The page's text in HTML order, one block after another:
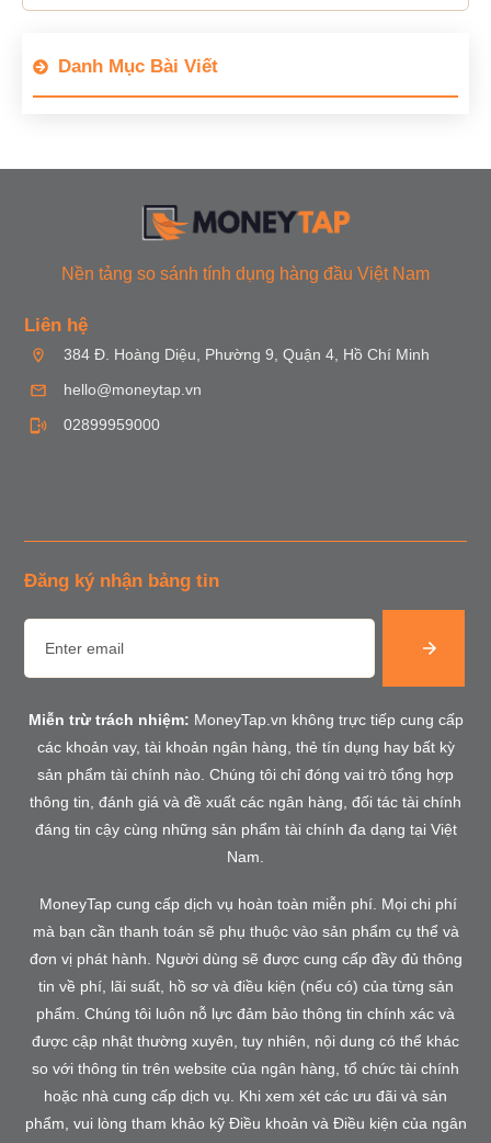
Danh Mục Bài Viết
Nền tảng so sánh tính dụng hàng đầu Việt Nam
Liên hệ
384 Đ. Hoàng Diệu, Phường 9, Quận 4, Hồ Chí Minh
hello@moneytap.vn
02899959000
Đăng ký nhận bảng tin
Miễn trừ trách nhiệm: MoneyTap.vn không trực tiếp cung cấp
các khoản vay, tài khoản ngân hàng, thẻ tín dụng hay bất kỳ
sản phẩm tài chính nào. Chúng tôi chỉ đóng vai trò tổng hợp
thông tin, đánh giá và đề xuất các ngân hàng, đối tác tài chính
đáng tin cậy cùng những sản phẩm tài chính đa dạng tại Việt
Nam.
MoneyTap cung cấp dịch vụ hoàn toàn miễn phí. Mọi chi phí
mà bạn cần thanh toán sẽ phụ thuộc vào sản phẩm cụ thể và
đơn vị phát hành. Người dùng sẽ được cung cấp đầy đủ thông
tin về phí, lãi suất, hồ sơ và điều kiện (nếu có) của từng sản
phẩm. Chúng tôi luôn nỗ lực đảm bảo thông tin chính xác và
được cập nhật thường xuyên, tuy nhiên, nội dung có thể khác
so với thông tin trên website của ngân hàng, tổ chức tài chính
hoặc nhà cung cấp dịch vụ. Khi xem xét các ưu đãi và sản
phẩm, vui lòng tham khảo kỹ Điều khoản và Điều kiện của ngân